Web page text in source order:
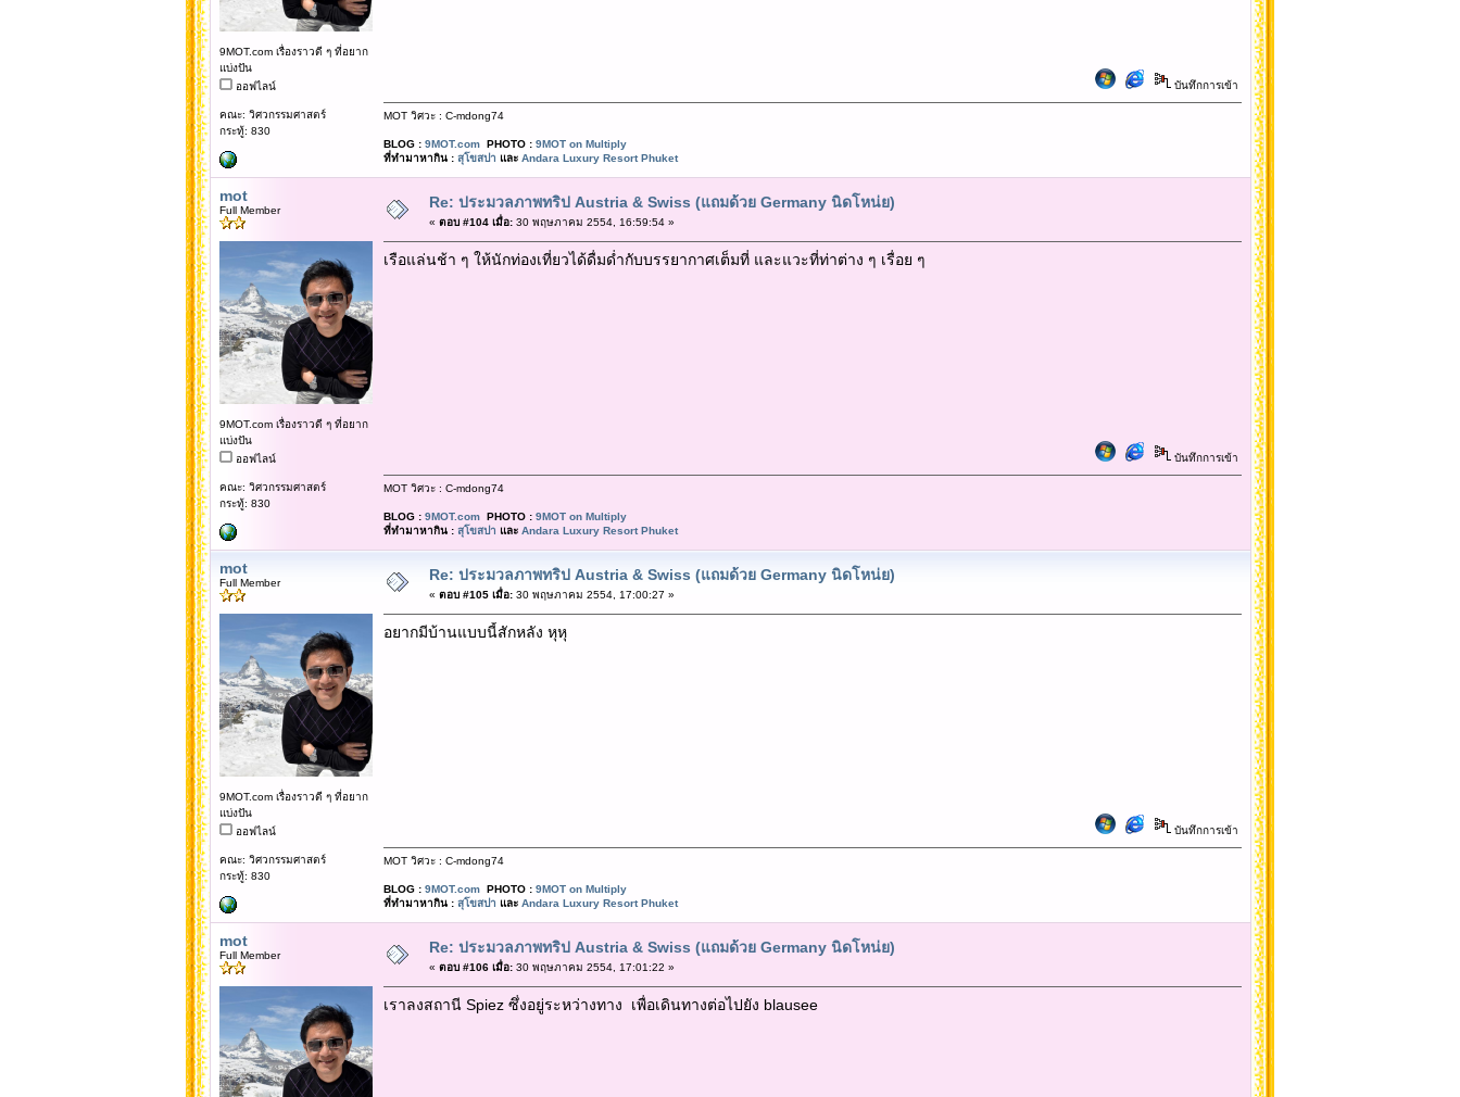
9MOT.com เรื่องราวดี ๆ ที่อยาก
แบ่งปัน
ออฟไลน์
คณะ: วิศวกรรมศาสตร์
กระทู้: 830
บันทึกการเข้า
MOT วิศวะ : C-mdong74
BLOG : 9MOT.comPHOTO : 9MOT on Multiply
ที่ทำมาหากิน : สุโขสปา และ Andara Luxury Resort Phuket
mot
Full Member
9MOT.com เรื่องราวดี ๆ ที่อยาก
แบ่งปัน
ออฟไลน์
คณะ: วิศวกรรมศาสตร์
กระทู้: 830
Re: ประมวลภาพทริป Austria & Swiss (แถมด้วย Germany นิดโหน่ย)
« ตอบ #104 เมื่อ:30 พฤษภาคม 2554, 16:59:54 »
เรือแล่นช้า ๆ ให้นักท่องเที่ยวได้ดื่มด่ำกับบรรยากาศเต็มที่ และแวะที่ท่าต่าง ๆ เรื่อย ๆ
บันทึกการเข้า
MOT วิศวะ : C-mdong74
BLOG : 9MOT.comPHOTO : 9MOT on Multiply
ที่ทำมาหากิน : สุโขสปา และ Andara Luxury Resort Phuket
mot
Full Member
9MOT.com เรื่องราวดี ๆ ที่อยาก
แบ่งปัน
ออฟไลน์
คณะ: วิศวกรรมศาสตร์
กระทู้: 830
Re: ประมวลภาพทริป Austria & Swiss (แถมด้วย Germany นิดโหน่ย)
« ตอบ #105 เมื่อ:30 พฤษภาคม 2554, 17:00:27 »
อยากมีบ้านแบบนี้สักหลัง หุหุ
บันทึกการเข้า
MOT วิศวะ : C-mdong74
BLOG : 9MOT.comPHOTO : 9MOT on Multiply
ที่ทำมาหากิน : สุโขสปา และ Andara Luxury Resort Phuket
mot
Full Member Re: ประมวลภาพทริป Austria & Swiss (แถมด้วย Germany นิดโหน่ย)
« ตอบ #106 เมื่อ:30 พฤษภาคม 2554, 17:01:22 »
เราลงสถานี Spiez ซึ่งอยู่ระหว่างทาง เพื่อเดินทางต่อไปยัง blausee